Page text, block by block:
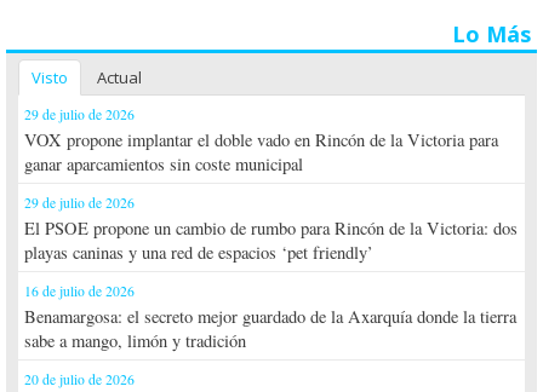
Lo Más
Visto Actual
29 de julio de 2026
VOX propone implantar el doble vado en Rincón de la Victoria para
ganar aparcamientos sin coste municipal
29 de julio de 2026
El PSOE propone un cambio de rumbo para Rincón de la Victoria: dos
playas caninas y una red de espacios ‘pet friendly’
16 de julio de 2026
Benamargosa: el secreto mejor guardado de la Axarquía donde la tierra
sabe a mango, limón y tradición
20 de julio de 2026